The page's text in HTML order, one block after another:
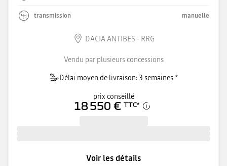
transmission manuelle
DACIA ANTIBES - RRG
Vendu par plusieurs concessions
Délai moyen de livraison: 3 semaines *
prix conseillé
18 550 € TTC*
Voir les détails